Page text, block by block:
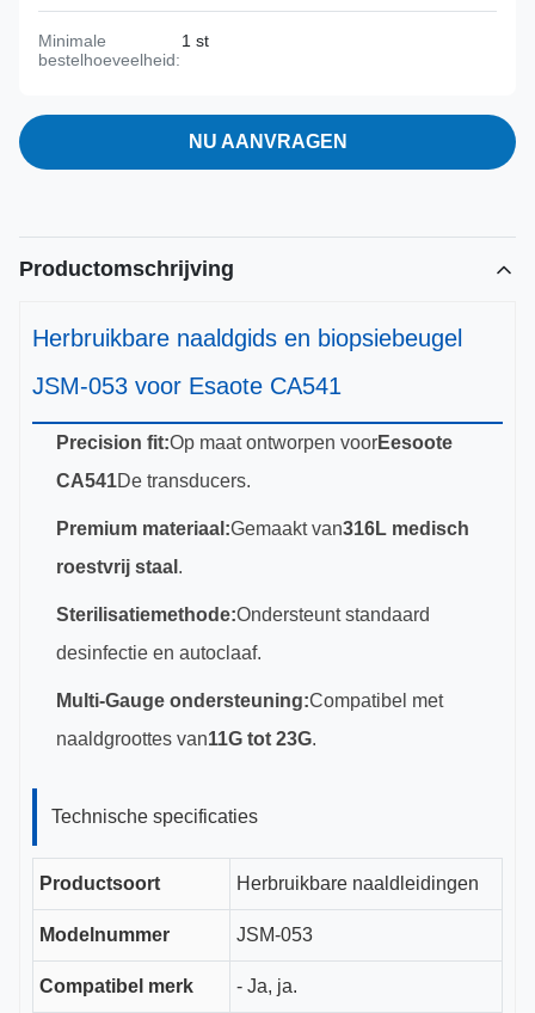
Minimale
bestelhoeveelheid:
1 st
NU AANVRAGEN
Productomschrijving
Herbruikbare naaldgids en biopsiebeugel
JSM-053 voor Esaote CA541
Precision fit:Op maat ontworpen voorEesoote
CA541De transducers.
Premium materiaal:Gemaakt van316L medisch
roestvrij staal .
Sterilisatiemethode:Ondersteunt standaard
desinfectie en autoclaaf.
Multi-Gauge ondersteuning:Compatibel met
naaldgroottes van11G tot 23G.
Technische specificaties
Productsoort Herbruikbare naaldleidingen
Modelnummer JSM-053
Compatibel merk - Ja, ja.